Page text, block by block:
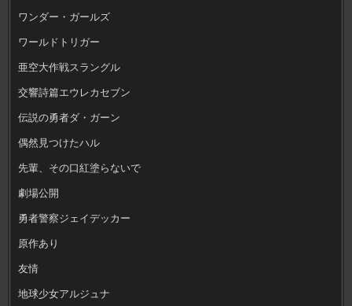
ワンダー・ガールズ
ワールドトリガー
亜空大作戦スラングル
交響詩篇エウレカセブン
伝説の勇者ダ・ガーン
偶然見つけたハル
先輩、その口紅塗らないで
劇場公開
勇者警察ジェイデッカー
原作あり
友情
地球少女アルジュナ